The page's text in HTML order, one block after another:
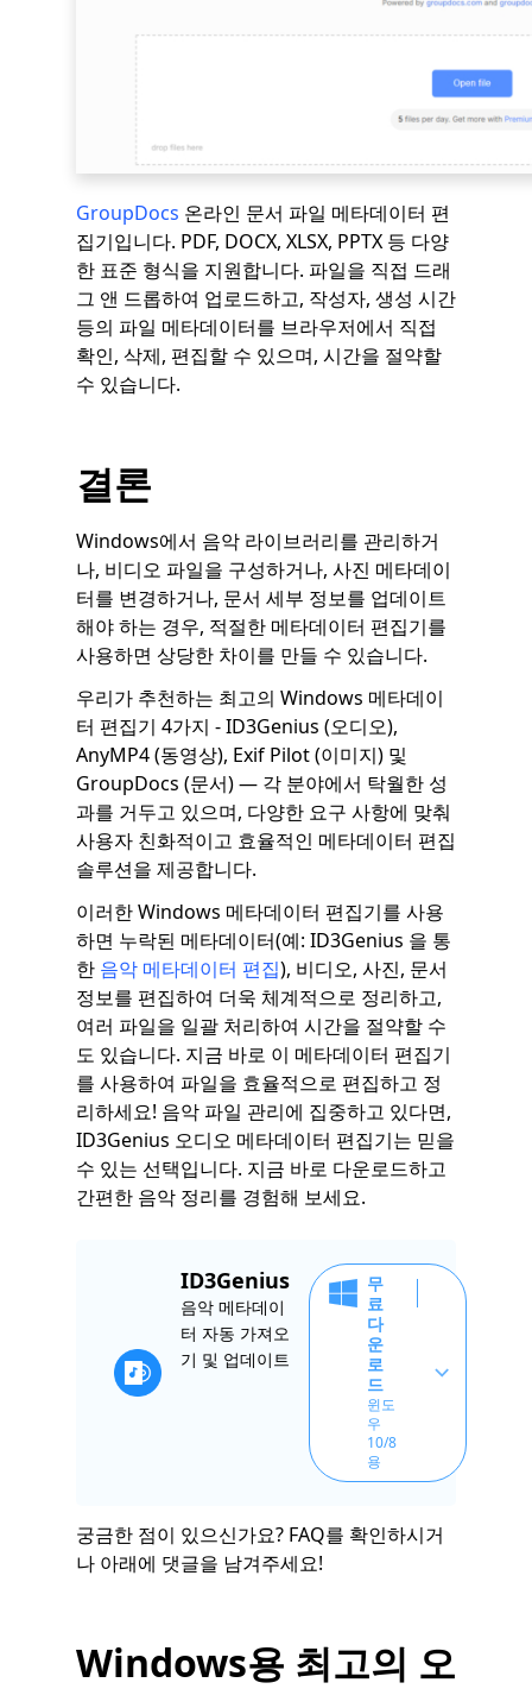
GroupDocs 온라인 문서 파일 메타데이터 편
집기입니다. PDF, DOCX, XLSX, PPTX 등 다양
한 표준 형식을 지원합니다. 파일을 직접 드래
그 앤 드롭하여 업로드하고, 작성자, 생성 시간
등의 파일 메타데이터를 브라우저에서 직접
확인, 삭제, 편집할 수 있으며, 시간을 절약할
수 있습니다.
결론
Windows에서 음악 라이브러리를 관리하거
나, 비디오 파일을 구성하거나, 사진 메타데이
터를 변경하거나, 문서 세부 정보를 업데이트
해야 하는 경우, 적절한 메타데이터 편집기를
사용하면 상당한 차이를 만들 수 있습니다.
우리가 추천하는 최고의 Windows 메타데이
터 편집기 4가지 - ID3Genius (오디오),
AnyMP4 (동영상), Exif Pilot (이미지) 및
GroupDocs (문서) — 각 분야에서 탁월한 성
과를 거두고 있으며, 다양한 요구 사항에 맞춰
사용자 친화적이고 효율적인 메타데이터 편집
솔루션을 제공합니다.
이러한 Windows 메타데이터 편집기를 사용
하면 누락된 메타데이터(예: ID3Genius 을 통
한 음악 메타데이터 편집), 비디오, 사진, 문서
정보를 편집하여 더욱 체계적으로 정리하고,
여러 파일을 일괄 처리하여 시간을 절약할 수
도 있습니다. 지금 바로 이 메타데이터 편집기
를 사용하여 파일을 효율적으로 편집하고 정
리하세요! 음악 파일 관리에 집중하고 있다면,
ID3Genius 오디오 메타데이터 편집기는 믿을
수 있는 선택입니다. 지금 바로 다운로드하고
간편한 음악 정리를 경험해 보세요.
ID3Genius
음악 메타데이
터 자동 가져오
기 및 업데이트
무
료
다
운
로
드
윈도
우
10/8
용
궁금한 점이 있으신가요? FAQ를 확인하시거
나 아래에 댓글을 남겨주세요!
Windows용 최고의 오